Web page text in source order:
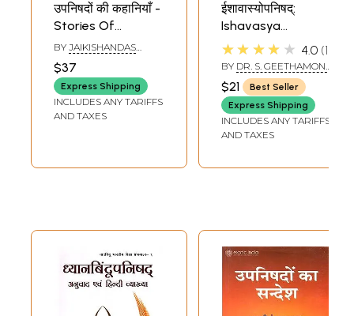
उपनिषदों की कहानियाँ -
Stories Of
Upanishads
(Bilingual: Hindi-
English)
BY JAIKISHANDAS
SADANI
$37
Express Shipping
INCLUDES ANY TARIFFS
AND TAXES
ईशावास्योपनिषद्:
Ishavasya
Upanishad (With
the Bhashya of
Shankaracharya)
★★★★★ 4.0 1
BY DR. S. GEETHAMONY
AMMA & DR. SOBHANA
$21
Best Seller
Express Shipping
INCLUDES ANY TARIFFS
AND TAXES